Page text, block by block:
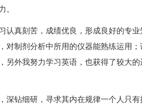
。
真刻苦，成绩优良，形成良好的专业
对制剂分析中所用的仪器能熟练运用；
另外我努力学习英语，也获得了较大的
钻细研，寻求其内在规律一个人只有